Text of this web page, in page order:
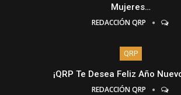
Mujeres…
REDACCIÓN QRP
QRP
¡QRP Te Desea Feliz Año
REDACCIÓN QRP